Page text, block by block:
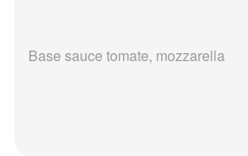
Base sauce tomate, mozzarella